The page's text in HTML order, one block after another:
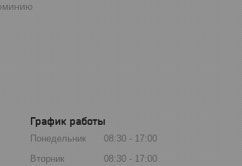
График работы
Понедельник 08:30
17:00
Вторник
08:30
17:00